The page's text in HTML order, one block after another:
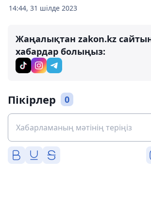
14:44, 31 шілде 2023
Жаңалықтан zakon.kz
хабардар болыңыз:
Пікірлер 0